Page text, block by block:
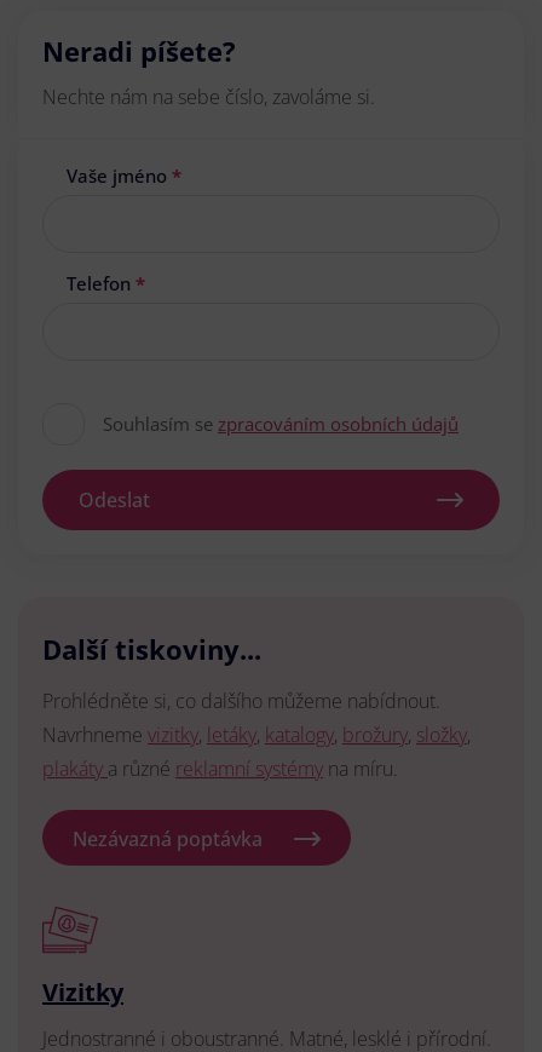
Neradi píšete?
Nechte nám na sebe číslo, zavoláme si.
Vaše jméno *
Telefon *
Souhlasím se zpracováním osobních údajů
Odeslat
Další tiskoviny...
Prohlédněte si, co dalšího můžeme nabídnout.
Navrhneme vizitky, letáky, katalogy, brožury, složky,
plakáty a různé reklamní systémy na míru.
Nezávazná poptávka
Vizitky
Jednostranné i oboustranné. Matné, lesklé i přírodní.